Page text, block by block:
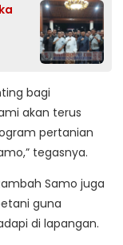
bagi
akan terus
pertanian
tegasnya.
Samo juga
guna
di lapangan.